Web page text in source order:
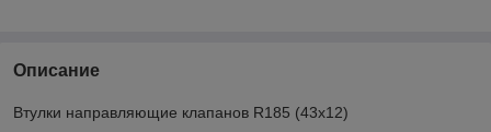
Описание
Втулки направляющие клапанов R185 (43х12)